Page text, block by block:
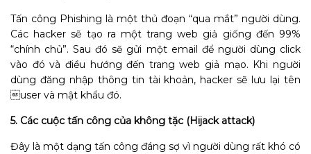
Tấn công Phishing là một thủ đoạn “qua mắt” người dùng.
Các hacker sẽ tạo ra một trang web giả giống đến 99%
“chính chủ”. Sau đó sẽ gửi một email để người dùng click
vào đó và điều hướng đến trang web giả mạo. Khi người
dùng đăng nhập thông tin tài khoản, hacker sẽ lưu lại tên
user và mật khẩu đó.
5. Các cuộc tấn công của không tặc (Hijack attack)
Đây là một dạng tấn công đáng sợ vì người dùng rất khó có